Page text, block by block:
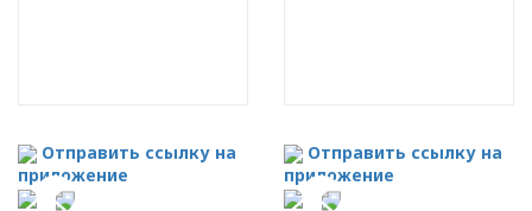
Отправить ссылку на
приложение
Отправить ссылку на
приложение